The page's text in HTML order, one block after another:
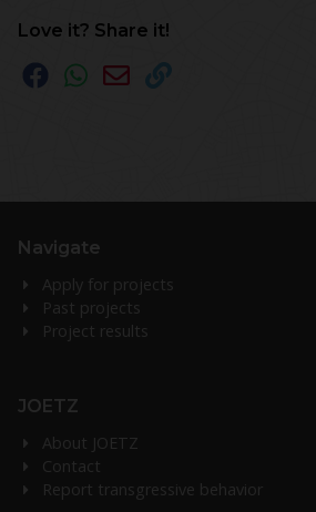
Love it? Share it!
Navigate
Apply for projects
Past projects
Project results
JOETZ
About JOETZ
Contact
Report transgressive behavior